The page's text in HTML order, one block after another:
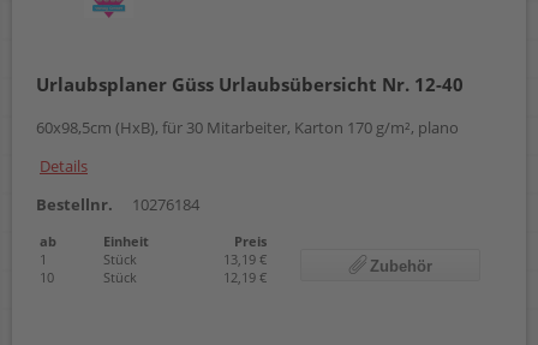
Urlaubsplaner Güss Urlaubsübersicht Nr. 12-40
60x98,5cm (HxB), für 30 Mitarbeiter, Karton 170 g/m², plano
Details
Bestellnr.
10276184
ab Einheit
Preis
1
Stück
13,19 €
10
Stück 12,19 €
Zubehör